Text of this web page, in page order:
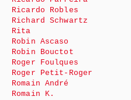
Ricardo Robles
Richard Schwartz
Rita
Robin Ascaso
Robin Bouctot
Roger Foulques
Roger Petit-Roger
Romain André
Romain K.